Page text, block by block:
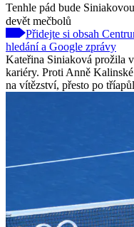
Tenhle pád bude
devět mečbolů
Přidejte si obsah
hledání a Google zprávy
Kateřina Siniaková prožila
kariéry. Proti Anně
na vítězství, přesto po